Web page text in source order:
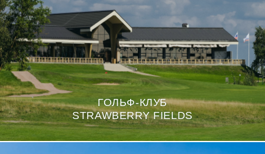
ГОЛЬФ-КЛУБ
STRAWBERRY FIELDS